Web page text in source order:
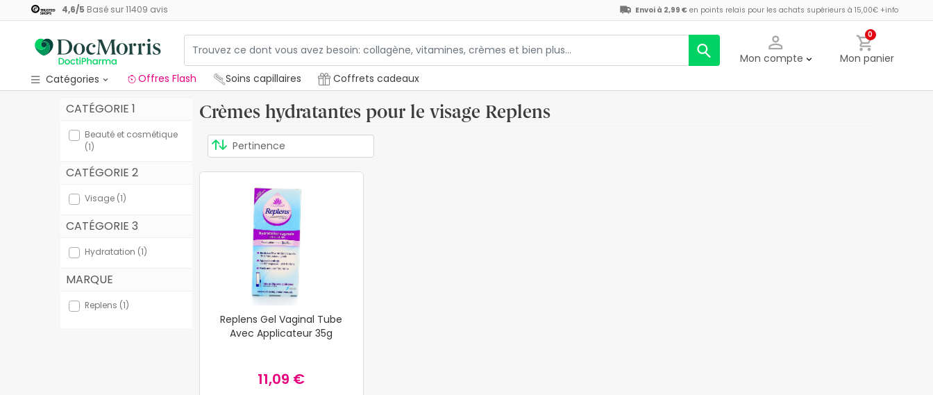
4,6/5 Basé sur11409 avis Envoi à 2,99 € en points relais pour les achats supérieurs à 15,00€ +info
Mon compte
0
Mon panier
Catégories
Offres Flash
Soins capillaires
Coffrets cadeaux
Beauté et cosmétique
Santé
Hygiène
Diététique
Bébés et maternité
Offres Flash Soins capillaires Coffrets cadeaux
CATÉGORIE 1
Beauté et cosmétique
(1)
CATÉGORIE 2
Visage (1)
CATÉGORIE 3
Hydratation (1)
MARQUE
Replens (1)
Crèmes hydratantes pour le visage Replens
Replens Gel Vaginal Tube
Avec Applicateur 35g
11,09 €